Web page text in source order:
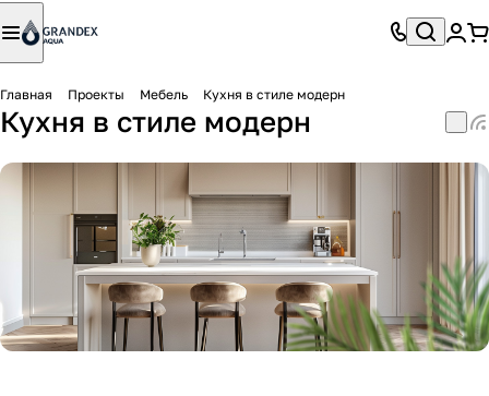
Главная Проекты Мебель Кухня в стиле модерн
Кухня в стиле модерн